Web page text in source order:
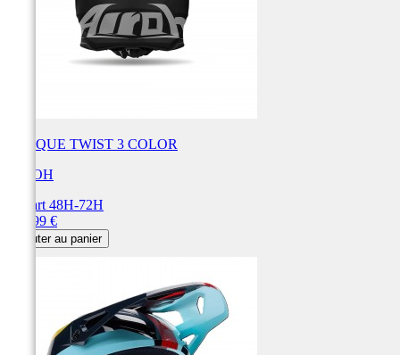
CASQUE TWIST 3 COLOR
AIROH
Départ 48H-72H
209,99 €
Ajouter au panier